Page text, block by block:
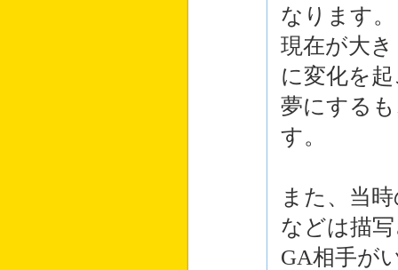
なります。
現在が大
に変化を
夢にする
す。
また、当
などは描
GA相手が